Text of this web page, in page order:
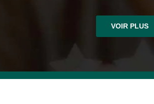
VOIR PLUS